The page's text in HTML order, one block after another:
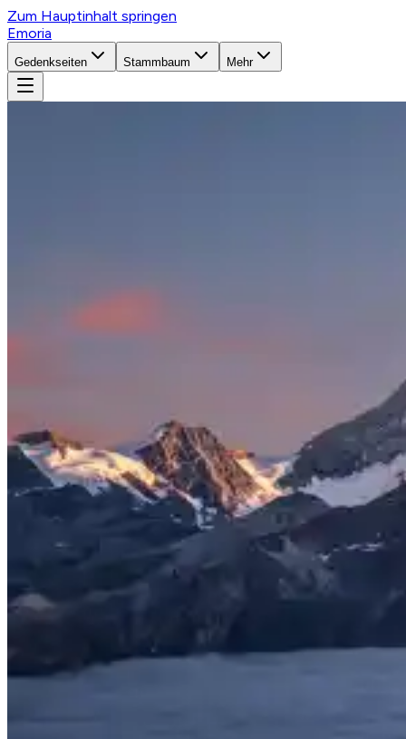
Zum Hauptinhalt springen
Emoria
Gedenkseiten Stammbaum Mehr